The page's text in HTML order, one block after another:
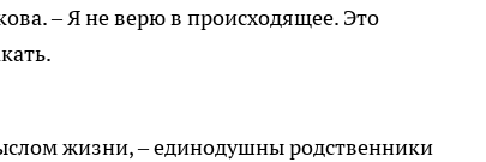
– Я не верю в происходящее. Это
жизни, – единодушны родственники